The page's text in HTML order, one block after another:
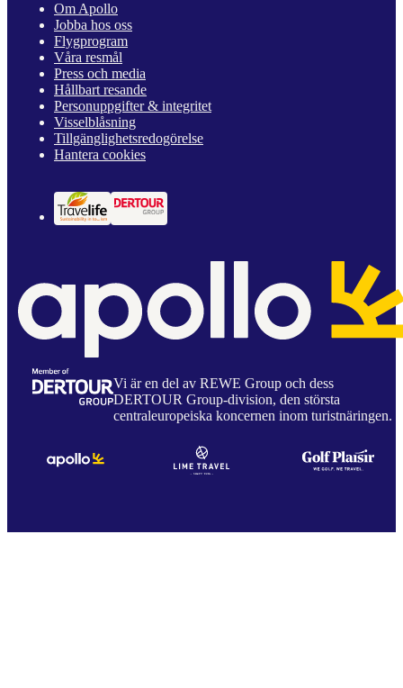
Om Apollo
Jobba hos oss
Flygprogram
Våra resmål
Press och media
Hållbart resande
Personuppgifter & integritet
Visselblåsning
Tillgänglighetsredogörelse
Hantera cookies
Vi är en del av REWE Group och dess
DERTOUR Group-division, den största
centraleuropeiska koncernen inom turistnäringen.